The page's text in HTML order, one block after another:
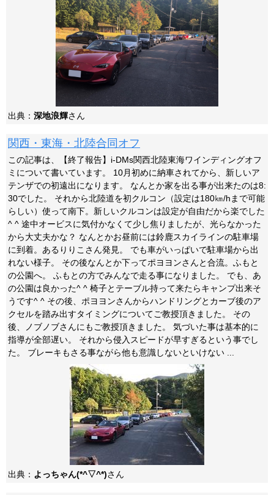
出典： 深地浪輝さん
関西・東海・北陸合同オフ
この記事は、【終了報告】i-DMs関西北陸東海ワインディングオフ
ミについて書いています。 10月初めに納車されてから、新しいア
テンザでの初遠出になります。 なんとか家を出る事が出来たのは8:
30でした。 それから北陸道を初クルコン（設定は180㎞/hまで可能
らしい）使って南下。新しいクルコンは設定が自由だから楽でした
^ ^ 途中オービスに気付かなくて少し焦りましたが、光らなかった
から大丈夫かな？ なんとかお昼前には鈴鹿スカイラインの駐車場
に到着。あるりりこさん発見。 でも車がいっぱいで駐車場から出
れない様子。 その後なんとか下ってポヨヨンさんと合流。ふもと
の公園へ。 ふもとの方でみんなで走る事になりました。 でも、あ
の公園は良かった^ ^ 椅子とテーブル持って来たらキャンプ出来そ
うです^ ^ その後、ポヨヨンさんからハンドリングとカーブ後のア
クセルを踏み出すタイミングについてご教授頂きました。 その
後、ノブノブさんにもご教授頂きました。 気づいた事は基本的に
指導が全部遅い。 それから侵入スピードが早すぎるという事でし
た。 ブレーキもさる事ながら他も意識しないといけない ...
出典： よっちゃん(*^▽^*)さん